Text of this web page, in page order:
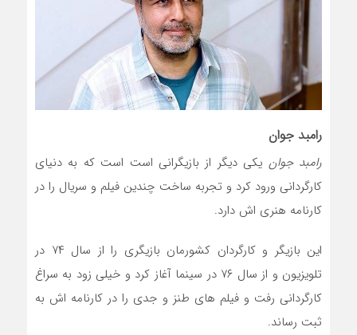
رامبد جوان
رامبد جوان یکی دیگر از بازیگرانی است است که به دنیای
کارگردانی ورود کرد و تجربه ساخت چندین فیلم و سریال را در
کارنامه هنری اش دارد.
این بازیگر و کارگردان کشورمان بازیگری را از سال ۷۴ در
تلویزیون و از سال ۷۶ در سینما آغاز کرد و خیلی زود به سراغ
کارگردانی رفت و فیلم های طنز و جدی را در کارنامه اش به
ثبت رساند.